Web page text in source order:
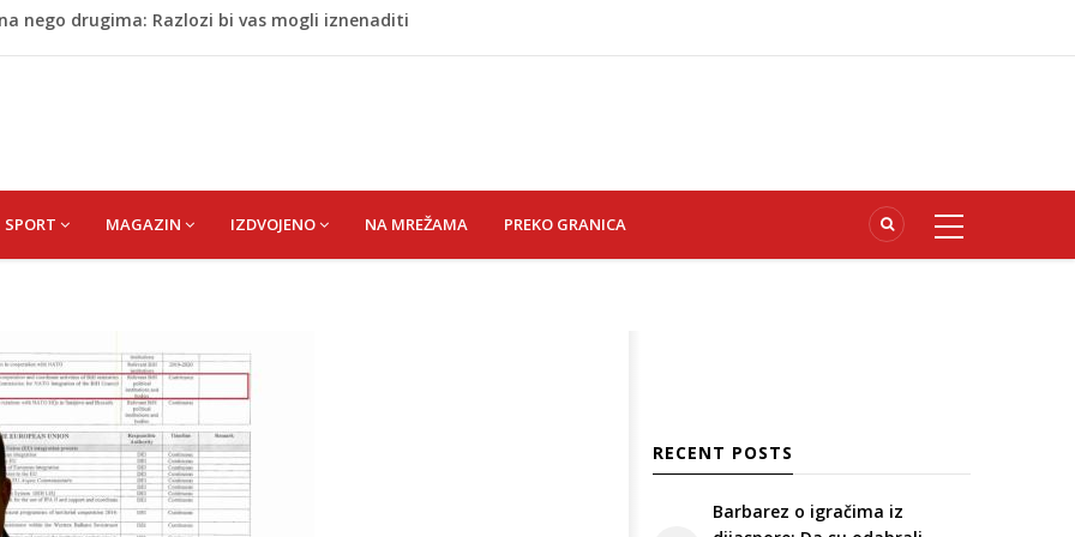
nego drugima: Razlozi bi vas mogli iznenaditi
Da su odabrali drugu reprezentaciju onda bi "birali", a ne
Vatrogasci nadljudskim naporima spriječili veću
SPORT MAGAZIN IZDVOJENO NA MREŽAMA PREKO GRANICA
RECENT POSTS
Barbarez o igračima iz